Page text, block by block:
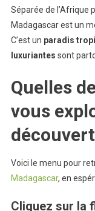
Séparée de l’Afrique
Madagascar est un
C’est un paradis
luxuriantes sont
Quelles
vous
Voici le menu pour
Madagascar, en
Cliquez sur la